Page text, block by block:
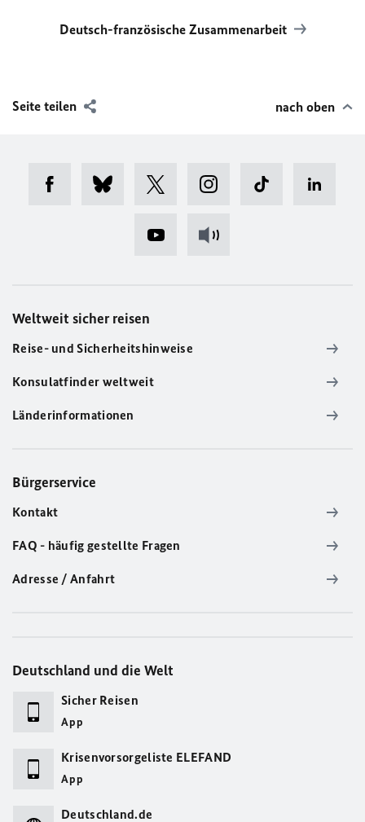
Deutsch-französische Zusammenarbeit
Seite teilen nach oben
Weltweit sicher reisen
Reise- und Sicherheitshinweise
Konsulatfinder weltweit
Länderinformationen
Bürgerservice
Kontakt
FAQ - häufig gestellte Fragen
Adresse / Anfahrt
Deutschland und die Welt
Sicher Reisen
App
Krisenvorsorgeliste ELEFAND
App
Deutschland.de